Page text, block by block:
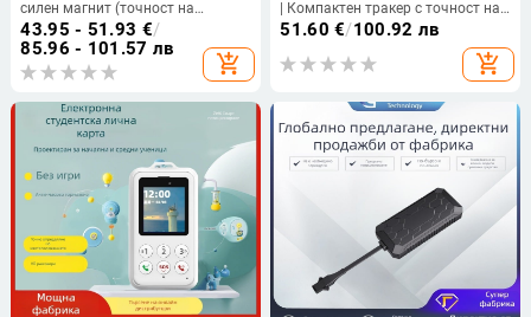
силен магнит (точност на
позициониране 2-10 м;
полимерна батерия 3000mAh;
водоустойчив)
43.95 - 51.93 €/
85.96 - 101.57 лв
add_shopping_cart
| Компактен тракер с точност на
позициониране 5 м, 2 GB памет,
водоустойчив, аларми: вибрация,
изключване на захранването,
51.60 €/100.92 лв
add_shopping_cart